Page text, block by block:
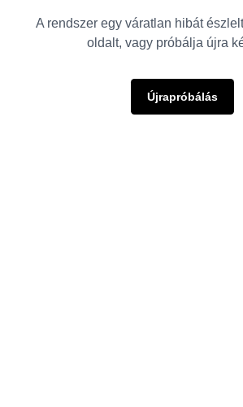
A rendszer egy váratlan hibát
oldalt, vagy próbálja újra
Újrapróbálás